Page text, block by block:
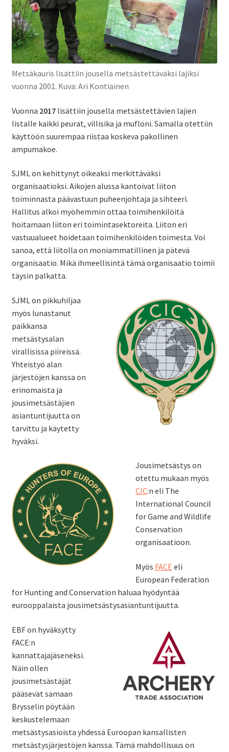
Metsäkauris lisättiin jousella metsästettäväksi lajiksi
vuonna 2001. Kuva: Ari Kontiainen
Vuonna 2017lisättiin jousella metsästettävien lajien
listalle kaikki peurat, villisika ja mufloni. Samalla otettiin
käyttöön suurempaa riistaa koskeva pakollinen
ampumakoe.
SJML on kehittynyt oikeaksi merkittäväksi
organisaatioksi. Aikojen alussa kantoivat liiton
toiminnasta päävastuun puheenjohtaja ja sihteeri.
Hallitus alkoi myöhemmin ottaa toimihenkilöitä
hoitamaan liiton eri toimintasektoreita. Liiton eri
vastuualueet hoidetaan toimihenkilöiden toimesta. Voi
sanoa, että liitolla on moniammatillinen ja pätevä
organisaatio. Mikä ihmeellisintä tämä organisaatio toimii
täysin palkatta.
SJML on pikkuhiljaa
myös lunastanut
paikkansa
metsästysalan
virallisissa piireissä.
Yhteistyö alan
järjestöjen kanssa on
erinomaista ja
jousimetsästäjien
asiantuntijuutta on
tarvittu ja käytetty
hyväksi.
Jousimetsästys on
otettu mukaan myös
CIC:n eli The
International Council
for Game and Wildlife
Conservation
organisaatioon.
Myös FACE eli
European Federation
for Hunting and Conservation haluaa hyödyntää
eurooppalaista jousimetsästysasiantuntijuutta.
EBF on hyväksytty
FACE:n
kannattajajäseneksi.
Näin ollen
jousimetsästäjät
pääsevät samaan
Brysselin pöytään
keskustelemaan
metsästysasioista yhdessä Euroopan kansallisten
metsästysjärjestöjen kanssa. Tämä mahdollisuus on